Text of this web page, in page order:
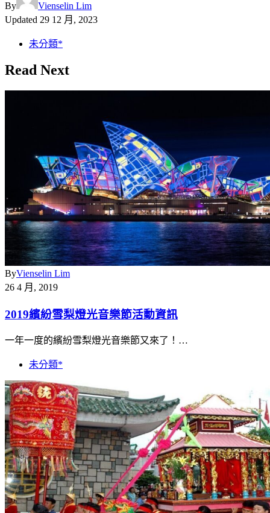
By
Vienselin Lim
Updated 29 12 月, 2023
未分類*
Read Next
ByVienselin Lim
26 4 月, 2019
2019繽紛雪梨燈光音樂節活動資訊
一年一度的繽紛雪梨燈光音樂節又來了！…
未分類*